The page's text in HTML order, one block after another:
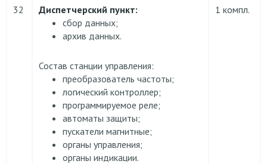
32
Диспетчерский пункт:
сбор данных;
архив данных.
Состав станции управления:
преобразователь частоты;
логический контроллер;
программируемое реле;
автоматы защиты;
пускатели магнитные;
органы управления;
органы индикации.
1 компл.